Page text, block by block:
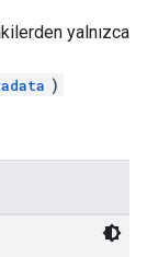
yalnızca
)